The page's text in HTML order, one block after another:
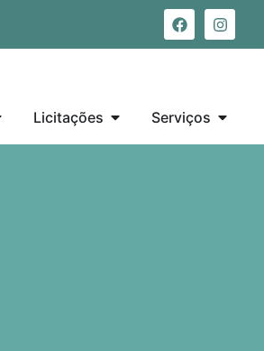
Licitações Serviços